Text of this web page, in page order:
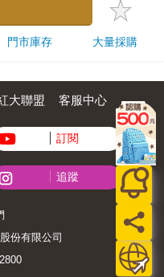
門市庫存 大量採購
大聯盟 客服中心
訂閱
追蹤
份有限公司